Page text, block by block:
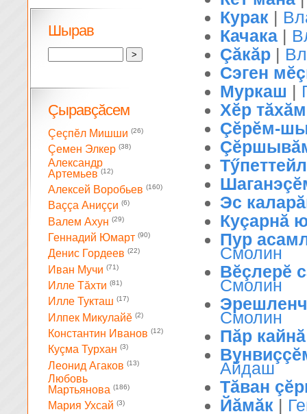
Курак |
Качака |
Çăкăр |
Сэген
Муркаш |
Хĕр тăхăм
Çĕрĕм-
Эс
Куçарнă
Пур
Смолин
Вĕçлерĕ
Смолин
Смолин
Пăр
Айдаш
Тăван
Йăмăк |
Шырав
Çыравçăсем
Çеçпĕл Мишши (26)
Çемен Элкер (38)
Александр
Артемьев (12)
Алексей Воробьев (160)
Ваççа Аниççи (6)
Валем Ахун (29)
Геннадий Юмарт (90)
Денис Гордеев (22)
Иван Мучи (71)
Илле Тăхти (81)
Илле Тукташ (17)
Илпек Микулайĕ (2)
Константин Иванов (12)
Куçма Турхан (3)
Леонид Агаков (13)
Любовь
Мартьянова (186)
Мария Ухсай (3)